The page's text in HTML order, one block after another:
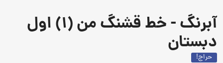
آبرنگ - خط قشنگ من (1) اول
دبستان
حراج!